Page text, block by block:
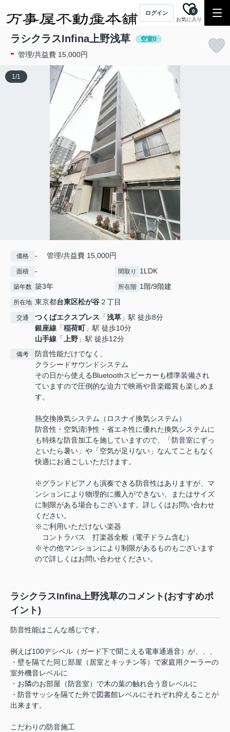
ログイン
お気に入り
0
ラシクラスInfina上野浅草 空室0
- 管理/共益費 15,000円
1/1
価格 - 管理/共益費 15,000円
面積 - 間取り 1LDK
築年数 築3年 所在階 1階/9階建
所在地 東京都台東区松が谷２丁目
交通 つくばエクスプレス 「浅草 」駅 徒歩8分
銀座線 「稲荷町」駅 徒歩10分
山手線 「上野 」駅 徒歩12分
備考
防音性能だけでなく、
クラシードサウンドシステム
その日から使えるBluetoothスピーカーも標準装備され
ていますので圧倒的な迫力で映画や音楽鑑賞も楽しめま
す。
熱交換換気システム（ロスナイ換気システム）
防音性・空気清浄性・省エネ性に優れた換気システムに
も特殊な防音加工を施していますので、「防音室にずっ
といたら暑い」や「空気が足りない」なんてこともなく
快適にお過ごしいただけます。
※グランドピアノも演奏できる防音性はありますが、マ
ンションにより物理的に搬入ができない、またはサイズ
に制限がある場合もございます。詳しくはお問い合わせ
ください。
※ご利用いただけない楽器
コントラバス 打楽器全般（電子ドラム含む）
※その他マンションにより制限があるものもございます
ので詳しくはお問い合わせください。
ラシクラスInfina上野浅草のコメント(おすすめポ
イント)
防音性能はこんな感じです。
例えば100デシベル（ガード下で聞こえる電車通過音）が、、、
・壁を隔てた同じ部屋（居室とキッチン等）で家庭用クーラーの
室外機音レベルに
・お隣のお部屋（防音室）で木の葉の触れ合う音レベルに
・防音サッシを隔てた外で図書館レベルにそれぞれ抑えることが
出来ます。
こだわりの防音施工